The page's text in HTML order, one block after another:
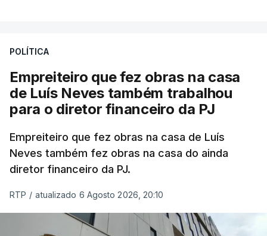
POLÍTICA
Empreiteiro que fez obras na casa
de Luís Neves também trabalhou
para o diretor financeiro da PJ
Empreiteiro que fez obras na casa de Luís
Neves também fez obras na casa do ainda
diretor financeiro da PJ.
RTP / atualizado 6 Agosto 2026, 20:10